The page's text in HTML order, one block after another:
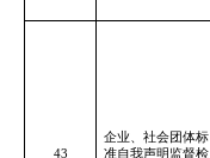
43
企业、社会团体标
准自我声明监督检